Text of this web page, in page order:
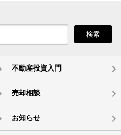
検索
不動産投資入門
売却相談
お知らせ